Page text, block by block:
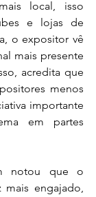
local, isso
e lojas de
o expositor vê
mais presente
acredita que
menos
importante
em partes
notou que o
mais engajado,